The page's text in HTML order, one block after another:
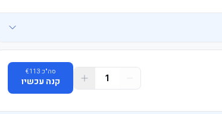
1
סה"כ €113
קנה עכשיו